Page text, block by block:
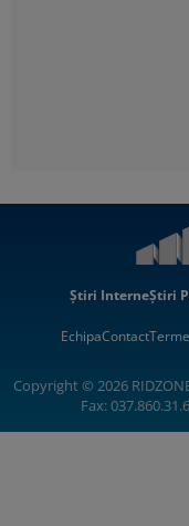
Știri InterneȘtiri
EchipaContact
Copyright © 2026
Fax: